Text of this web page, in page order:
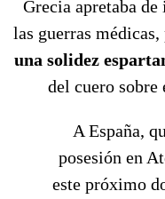
Grecia apretaba
las guerras médicas,
una solidez
del cuero
A España,
posesión en
este próximo